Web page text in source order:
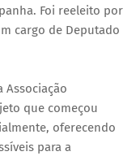
Foi reeleito por
cargo de Deputado
Associação
que começou
oferecendo
para a